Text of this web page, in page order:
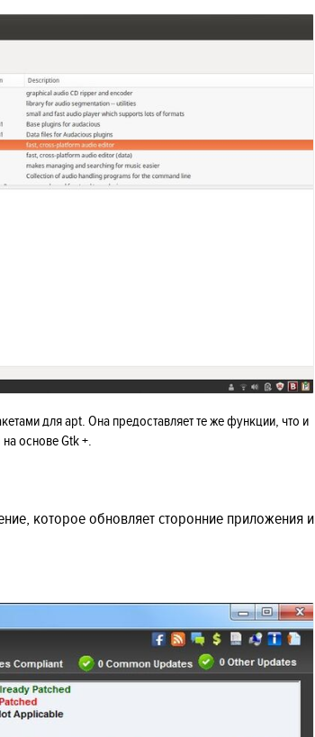
для apt. Она предоставляет те же функции, что и
основе Gtk +.
которое обновляет сторонние приложения и